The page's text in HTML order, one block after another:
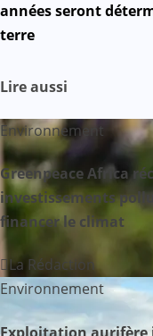
l’article
années seront
terre
Lire aussi
Environnement
Greenpeace Africa
investissements
financer le climat
La Rédaction
Environnement
Exploitation aurifère